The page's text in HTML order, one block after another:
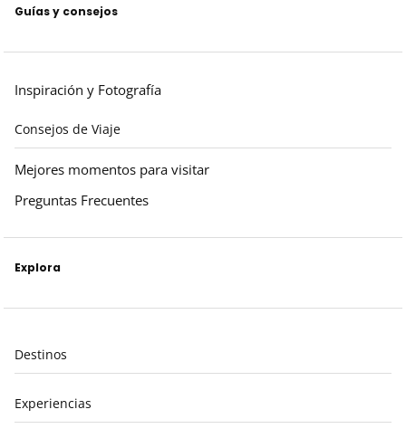
Guías y consejos
Inspiración y Fotografía
Consejos de Viaje
Mejores momentos para visitar
Preguntas Frecuentes
Explora
Destinos
Experiencias